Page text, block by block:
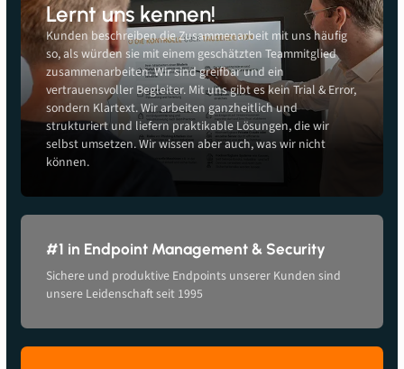
Lernt uns kennen!
Kunden beschreiben die Zusammenarbeit mit uns häufig
so, als würden sie mit einem geschätzten Teammitglied
zusammenarbeiten. Wir sind greifbar und ein
vertrauensvoller Begleiter. Mit uns gibt es kein Trial & Error,
sondern Klartext. Wir arbeiten ganzheitlich und
strukturiert und liefern praktikable Lösungen, die wir
selbst umsetzen. Wir wissen aber auch, was wir nicht
können.
#1 in Endpoint Management & Security
Sichere und produktive Endpoints unserer Kunden sind
unsere Leidenschaft seit 1995